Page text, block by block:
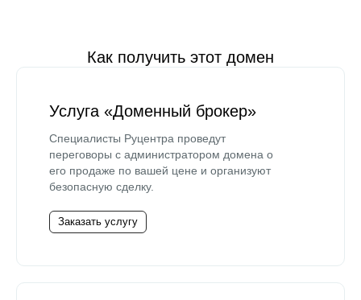
Как получить этот домен
Услуга «Доменный брокер»
Специалисты Руцентра проведут
переговоры с администратором домена о
его продаже по вашей цене и организуют
безопасную сделку.
Заказать услугу